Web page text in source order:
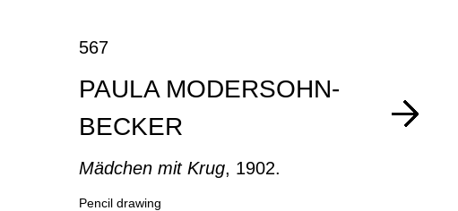
567
PAULA MODERSOHN-
BECKER
Mädchen mit Krug, 1902.
Pencil drawing